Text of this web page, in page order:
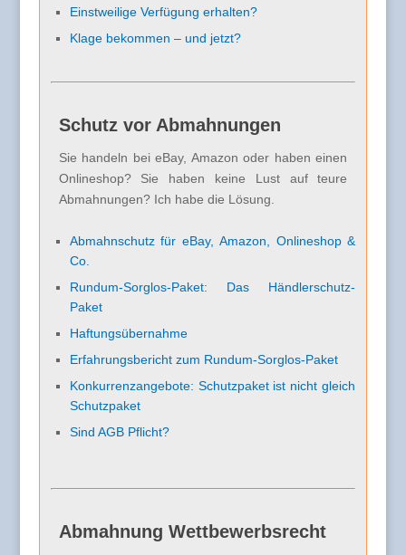
Einstweilige Verfügung erhalten?
Klage bekommen – und jetzt?
Schutz vor Abmahnungen
Sie handeln bei eBay, Amazon oder haben einen
Onlineshop? Sie haben keine Lust auf teure
Abmahnungen? Ich habe die Lösung.
Abmahnschutz für eBay, Amazon, Onlineshop &
Co.
Rundum-Sorglos-Paket: Das Händlerschutz-
Paket
Haftungsübernahme
Erfahrungsbericht zum Rundum-Sorglos-Paket
Konkurrenzangebote: Schutzpaket ist nicht gleich
Schutzpaket
Sind AGB Pflicht?
Abmahnung Wettbewerbsrecht